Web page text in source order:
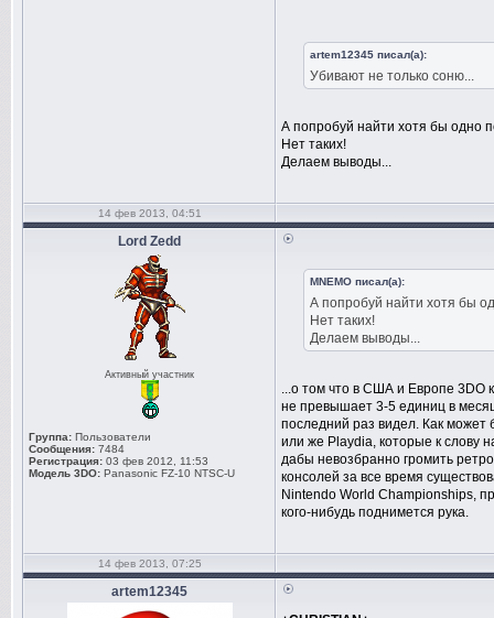
artem12345 писал(а):
Убивают не только соню...
А попробуй найти хотя бы одно
Нет таких!
Делаем выводы...
14 фев 2013, 04:51
Lord Zedd
Активный участник
Группа: Пользователи
Сообщения: 7484
Регистрация: 03 фев 2012, 11:53
Модель 3DO: Panasonic FZ-10 NTSC-U
MNEMO писал(а):
А попробуй найти хотя бы
Нет таких!
Делаем выводы...
...о том что в США и Европе 3DO
не превышает 3-5 единиц в
последний раз видел. Как может
или же Playdia, которые к слову
дабы невозбранно громить
консолей за все время
Nintendo World Championships,
кого-нибудь поднимется рука.
14 фев 2013, 07:25
artem12345